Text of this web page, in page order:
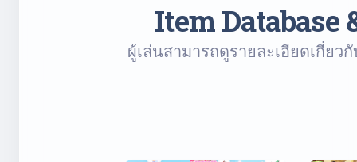
Item Database
ผู้เล่นสามารถดูรายละเอียดเกี่ย